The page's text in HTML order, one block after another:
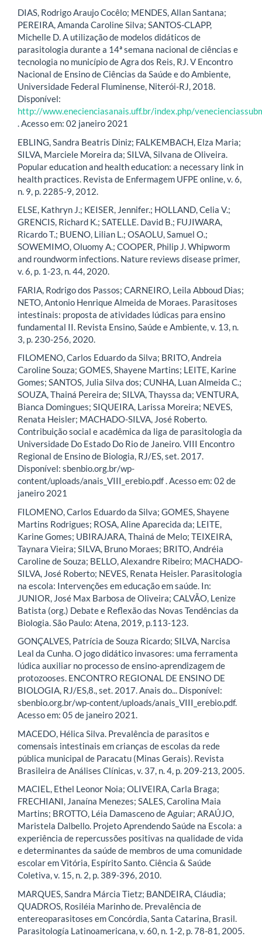
DIAS, Rodrigo Araujo Cocêlo; MENDES, Allan Santana;
PEREIRA, Amanda Caroline Silva; SANTOS-CLAPP,
Michelle D. A utilização de modelos didáticos de
parasitologia durante a 14ª semana nacional de ciências e
tecnologia no município de Agra dos Reis, RJ. V Encontro
Nacional de Ensino de Ciências da Saúde e do Ambiente,
Universidade Federal Fluminense, Niterói-RJ, 2018.
Disponível:
http://www.enecienciasanais.uff.br/index.php/
. Acesso em: 02 janeiro 2021
EBLING, Sandra Beatris Diniz; FALKEMBACH, Elza Maria;
SILVA, Marciele Moreira da; SILVA, Silvana de Oliveira.
Popular education and health education: a necessary link in
health practices. Revista de Enfermagem UFPE online, v. 6,
n. 9, p. 2285-9, 2012.
ELSE, Kathryn J.; KEISER, Jennifer.; HOLLAND, Celia V.;
GRENCIS, Richard K.; SATELLE. David B.; FUJIWARA,
Ricardo T.; BUENO, Lilian L.; OSAOLU, Samuel O.;
SOWEMIMO, Oluomy A.; COOPER, Philip J. Whipworm
and roundworm infections. Nature reviews disease primer,
v. 6, p. 1-23, n. 44, 2020.
FARIA, Rodrigo dos Passos; CARNEIRO, Leila Abboud Dias;
NETO, Antonio Henrique Almeida de Moraes. Parasitoses
intestinais: proposta de atividades lúdicas para ensino
fundamental II. Revista Ensino, Saúde e Ambiente, v. 13, n.
3, p. 230-256, 2020.
FILOMENO, Carlos Eduardo da Silva; BRITO, Andreia
Caroline Souza; GOMES, Shayene Martins; LEITE, Karine
Gomes; SANTOS, Julia Silva dos; CUNHA, Luan Almeida C.;
SOUZA, Thainá Pereira de; SILVA, Thayssa da; VENTURA,
Bianca Domingues; SIQUEIRA, Larissa Moreira; NEVES,
Renata Heisler; MACHADO-SILVA, José Roberto.
Contribuição social e acadêmica da liga de parasitologia da
Universidade Do Estado Do Rio de Janeiro. VIII Encontro
Regional de Ensino de Biologia, RJ/ES, set. 2017.
Disponível: sbenbio.org.br/wp-
content/uploads/anais_VIII_erebio.pdf . Acesso em: 02 de
janeiro 2021
FILOMENO, Carlos Eduardo da Silva; GOMES, Shayene
Martins Rodrigues; ROSA, Aline Aparecida da; LEITE,
Karine Gomes; UBIRAJARA, Thainá de Melo; TEIXEIRA,
Taynara Vieira; SILVA, Bruno Moraes; BRITO, Andréia
Caroline de Souza; BELLO, Alexandre Ribeiro; MACHADO-
SILVA, José Roberto; NEVES, Renata Heisler. Parasitologia
na escola: Intervenções em educação em saúde. In:
JUNIOR, José Max Barbosa de Oliveira; CALVÃO, Lenize
Batista (org.) Debate e Reflexão das Novas Tendências da
Biologia. São Paulo: Atena, 2019, p.113-123.
GONÇALVES, Patrícia de Souza Ricardo; SILVA, Narcisa
Leal da Cunha. O jogo didático invasores: uma ferramenta
lúdica auxiliar no processo de ensino-aprendizagem de
protozooses. ENCONTRO REGIONAL DE ENSINO DE
BIOLOGIA, RJ/ES,8., set. 2017. Anais do... Disponível:
sbenbio.org.br/wp-content/uploads/anais_VIII_erebio.pdf.
Acesso em: 05 de janeiro 2021.
MACEDO, Hélica Silva. Prevalência de parasitos e
comensais intestinais em crianças de escolas da rede
pública municipal de Paracatu (Minas Gerais). Revista
Brasileira de Análises Clínicas, v. 37, n. 4, p. 209-213, 2005.
MACIEL, Ethel Leonor Noia; OLIVEIRA, Carla Braga;
FRECHIANI, Janaína Menezes; SALES, Carolina Maia
Martins; BROTTO, Léia Damasceno de Aguiar; ARAÚJO,
Maristela Dalbello. Projeto Aprendendo Saúde na Escola: a
experiência de repercussões positivas na qualidade de vida
e determinantes da saúde de membros de uma comunidade
escolar em Vitória, Espírito Santo. Ciência & Saúde
Coletiva, v. 15, n. 2, p. 389-396, 2010.
MARQUES, Sandra Márcia Tietz; BANDEIRA, Cláudia;
QUADROS, Rosiléia Marinho de. Prevalência de
entereoparasitoses em Concórdia, Santa Catarina, Brasil.
Parasitología Latinoamericana, v. 60, n. 1-2, p. 78-81, 2005.